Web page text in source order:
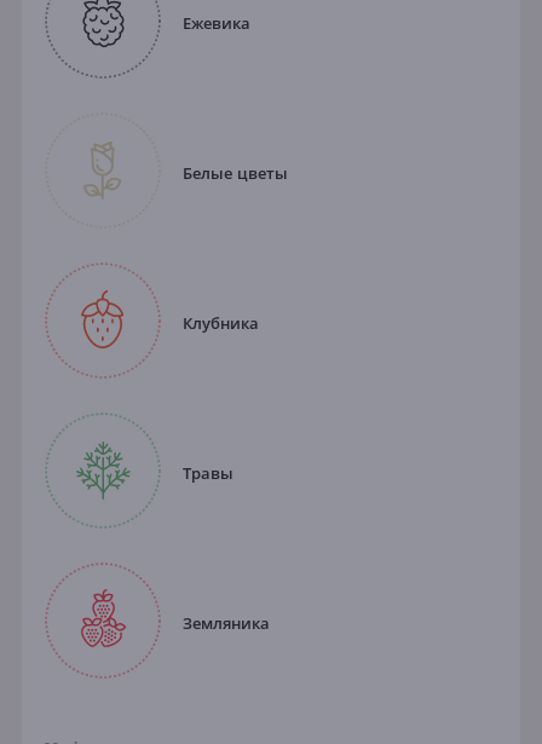
Ежевика
Белые цветы
Клубника
Травы
Земляника